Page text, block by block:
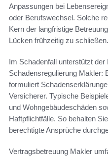
Anpassungen bei
oder Berufswechsel. Solche
Kern der langfristige
Lücken frühzeitig zu schließen.
Im Schadenfall unterstützt
Schadensregulierung Makler:
formuliert
Versicherer. Typische
und Wohngebäudeschäden
Haftpflichtfälle. So behalten
berechtigte Ansprüche
Vertragsbetreuung Makler